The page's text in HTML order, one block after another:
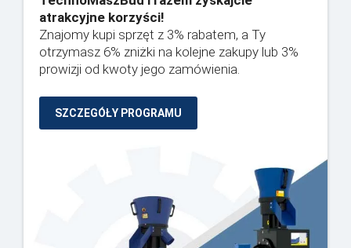
atrakcyjne korzyści!
Znajomy kupi sprzęt z 3% rabatem, a Ty
otrzymasz 6% zniżki na kolejne zakupy lub 3%
prowizji od kwoty jego zamówienia.
SZCZEGÓŁY PROGRAMU